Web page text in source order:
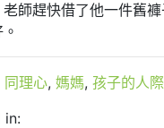
師趕快借了他一件舊褲
同理心, 媽媽, 孩子的人際
in: